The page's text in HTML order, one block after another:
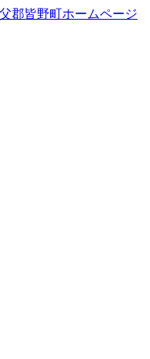
郡皆野町ホームページ